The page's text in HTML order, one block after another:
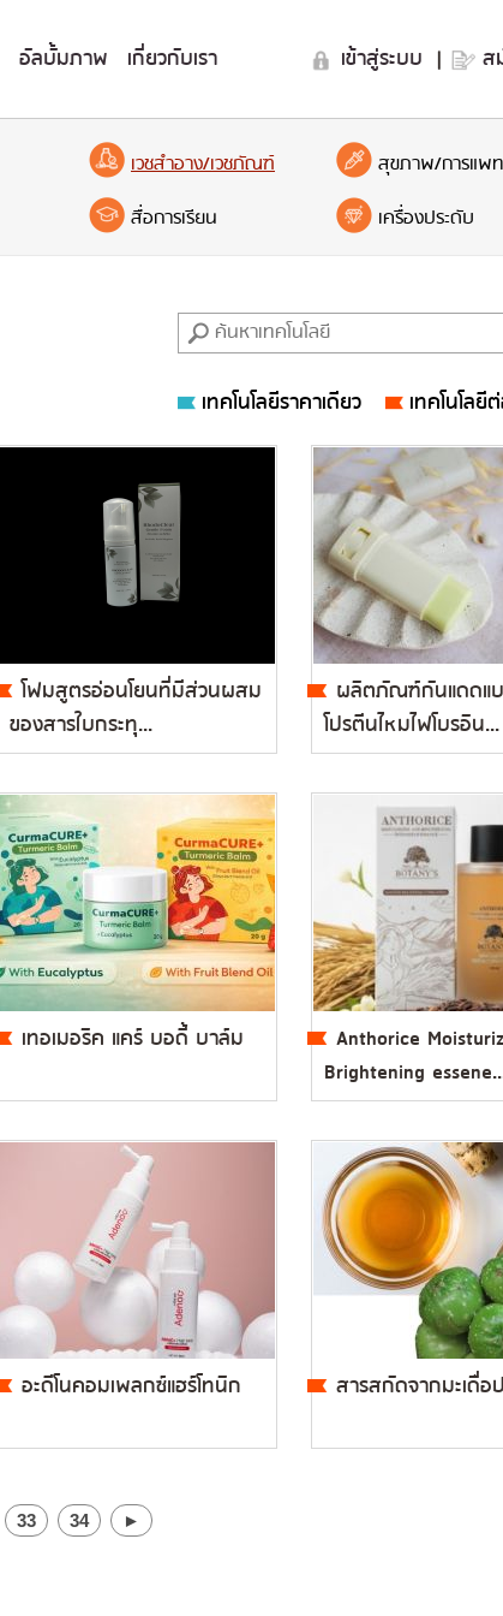
อัลบั้มภาพ เกี่ยวกับเรา เข้าสู่ระบบ | ส
เวชสำอาง/เวชภัณฑ์
สุขภาพ/การแพ
สื่อการเรียน เครื่องประดับ
เทคโนโลยีราคาเดียว เทคโนโลยี
โฟมสูตรอ่อนโยนที่มีส่วนผสม
ของสารใบกระทุ...
ผลิตภัณฑ์กันแดดแ
โปรตีนไหมไฟโบรอิน...
เทอเมอริค แคร์ บอดี้ บาล์ม
Anthorice
Brightening
อะดีโนคอมเพลกซ์แฮร์โทนิก สารสกัดจากมะเดื่อ
33 34 ►